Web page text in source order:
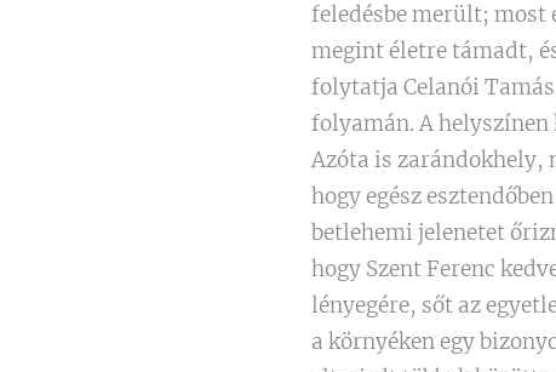
feledésbe merült; most
megint életre támadt,
folytatja Celanói
folyamán. A
Azóta is zarándokhely,
hogy egész
betlehemi jelenetet
hogy Szent Ferenc
lényegére, sőt az
a környéken egy